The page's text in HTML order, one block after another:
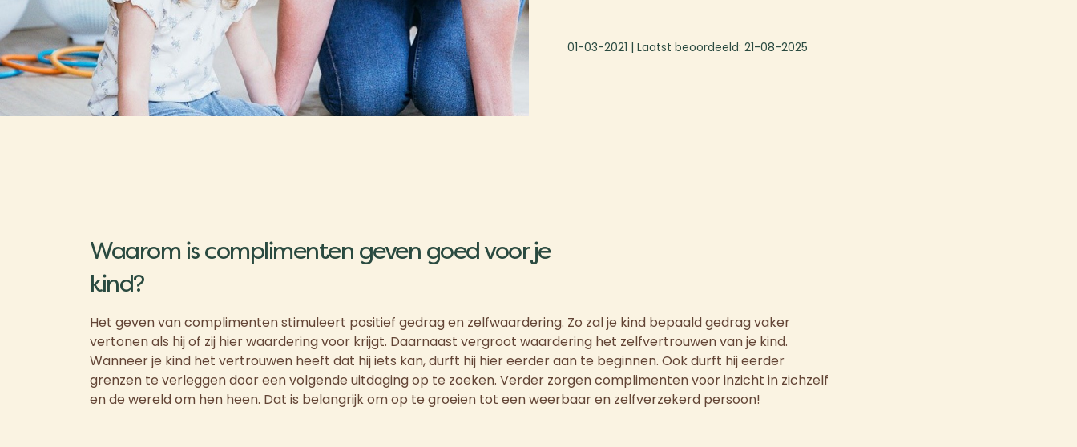
01-03-2021 | Laatst beoordeeld: 21-08-2025
Waarom is complimenten geven goed voor je
kind?
Het geven van complimenten stimuleert positief gedrag en zelfwaardering. Zo zal je kind bepaald gedrag vaker
vertonen als hij of zij hier waardering voor krijgt. Daarnaast vergroot waardering het zelfvertrouwen van je kind.
Wanneer je kind het vertrouwen heeft dat hij iets kan, durft hij hier eerder aan te beginnen. Ook durft hij eerder
grenzen te verleggen door een volgende uitdaging op te zoeken. Verder zorgen complimenten voor inzicht in zichzelf
en de wereld om hen heen. Dat is belangrijk om op te groeien tot een weerbaar en zelfverzekerd persoon!